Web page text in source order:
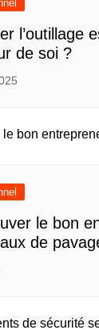
l’outillage
de soi ?
le bon
de